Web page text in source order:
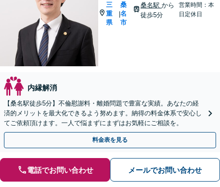
三
重
県
|
桑
名
市
桑名駅から
徒歩5分
営業時間：本
日定休日
内縁解消
【桑名駅徒歩5分】不倫慰謝料・離婚問題で豊富な実績。あなたの経
済的メリットを最大化できるよう努めます。納得の料金体系で安心し
てご依頼頂けます。一人で悩まずにまずはお気軽にご相談を。
料金表を見る
電話でお問い合わせ メールでお問い合わせ